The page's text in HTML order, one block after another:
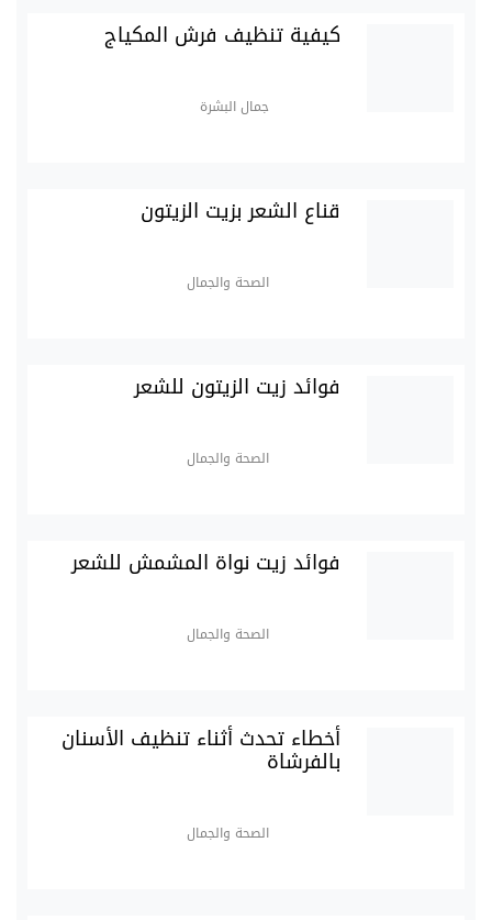
كيفية تنظيف فرش المكياج
جمال البشرة
قناع الشعر بزيت الزيتون
الصحة والجمال
فوائد زيت الزيتون للشعر
الصحة والجمال
فوائد زيت نواة المشمش للشعر
الصحة والجمال
أخطاء تحدث أثناء تنظيف الأسنان
بالفرشاة
الصحة والجمال